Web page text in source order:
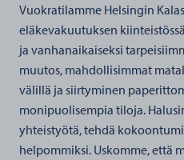
Vuokratilamme Helsingin
eläkevakuutuksen
ja vanhanaikaiseksi
muutos, mahdollisimmat
välillä ja siirtyminen
monipuolisempia tiloja.
yhteistyötä, tehdä
helpommiksi. Uskomme, että